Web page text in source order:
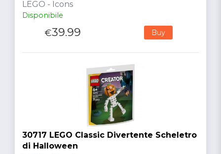
LEGO - Icons
Disponibile
€39.99 Buy
30717 LEGO Classic Divertente Scheletro
di Halloween